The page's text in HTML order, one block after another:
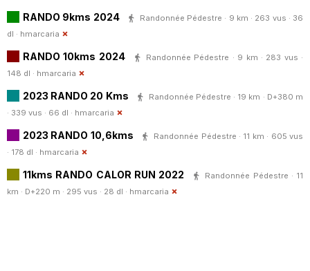
RANDO 9kms 2024
Randonnée Pédestre · 9 km · 263 vus · 36
dl · hmarcaria
RANDO 10kms 2024
Randonnée Pédestre · 9 km · 283 vus ·
148 dl · hmarcaria
2023 RANDO 20 Kms
Randonnée Pédestre · 19 km · D+380 m
· 339 vus · 66 dl · hmarcaria
2023 RANDO 10,6kms
Randonnée Pédestre · 11 km · 605 vus
· 178 dl · hmarcaria
11kms RANDO CALOR RUN 2022
Randonnée Pédestre · 11
km · D+220 m · 295 vus · 28 dl · hmarcaria